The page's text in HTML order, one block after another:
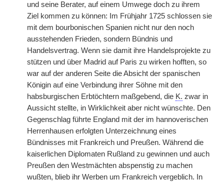
und seine Berater, auf einem Umwege doch zu ihrem
Ziel kommen zu können: Im Frühjahr 1725 schlossen sie
mit dem bourbonischen Spanien nicht nur den noch
ausstehenden Frieden, sondern Bündnis und
Handelsvertrag. Wenn sie damit ihre Handelsprojekte zu
stützen und über Madrid auf Paris zu wirken hofften, so
war auf der anderen Seite die Absicht der spanischen
Königin auf eine Verbindung ihrer Söhne mit den
habsburgischen Erbtöchtern maßgebend, die K. zwar in
Aussicht stellte, in Wirklichkeit aber nicht wünschte. Den
Gegenschlag führte England mit der im hannoverischen
Herrenhausen erfolgten Unterzeichnung eines
Bündnisses mit Frankreich und Preußen. Während die
kaiserlichen Diplomaten Rußland zu gewinnen und auch
Preußen den Westmächten abspenstig zu machen
wußten, blieb ihr Werben um Frankreich vergeblich. In